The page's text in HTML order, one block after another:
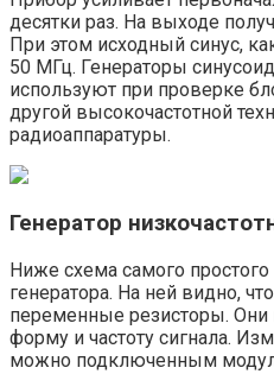
десятки раз. На выходе
При этом исходный синус,
50 МГц. Генераторы
используют при проверке
другой высокочастотной
радиоаппаратуры.
Генератор
Ниже схема самого простого
генератора. На ней видно,
переменные резисторы. Они
форму и частоту сигнала.
можно подключенным